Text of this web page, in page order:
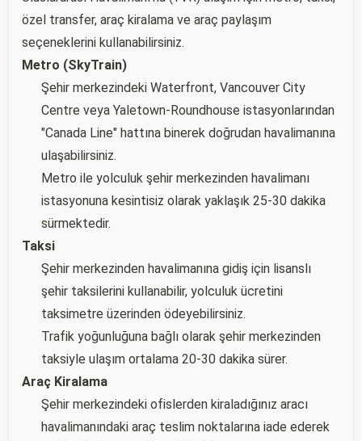
özel transfer, araç kiralama ve araç paylaşım
seçeneklerini kullanabilirsiniz.
Metro (SkyTrain)
Şehir merkezindeki Waterfront, Vancouver City
Centre veya Yaletown-Roundhouse istasyonlarından
"Canada Line" hattına binerek doğrudan havalimanına
ulaşabilirsiniz.
Metro ile yolculuk şehir merkezinden havalimanı
istasyonuna kesintisiz olarak yaklaşık 25-30 dakika
sürmektedir.
Taksi
Şehir merkezinden havalimanına gidiş için lisanslı
şehir taksilerini kullanabilir, yolculuk ücretini
taksimetre üzerinden ödeyebilirsiniz.
Trafik yoğunluğuna bağlı olarak şehir merkezinden
taksiyle ulaşım ortalama 20-30 dakika sürer.
Araç Kiralama
Şehir merkezindeki ofislerden kiraladığınız aracı
havalimanındaki araç teslim noktalarına iade ederek